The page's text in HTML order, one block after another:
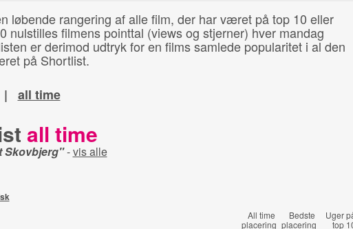
løbende rangering af alle film, der har været på top 10 eller
nulstilles filmens pointtal (views og stjerner) hver mandag
er derimod udtryk for en films samlede popularitet i al den
på Shortlist.
| all time
all time
Skovbjerg"-vis alle
All time
placering
Bedste
placering
Uger
top